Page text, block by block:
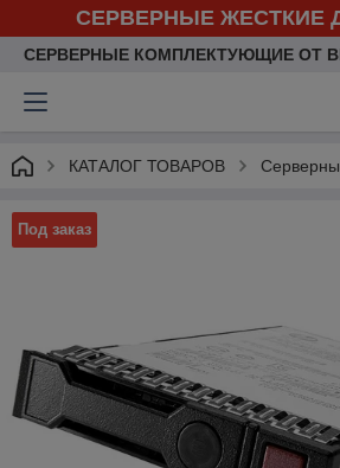
СЕРВЕРНЫЕ ЖЕСТКИЕ
СЕРВЕРНЫЕ КОМПЛЕКТУЮЩИЕ ОТ
КАТАЛОГ ТОВАРОВ
Под заказ